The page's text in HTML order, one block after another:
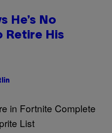
He’s No
Retire His